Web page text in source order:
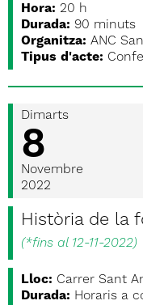
Hora: 20 h
Durada: 90 minuts
Organitza: ANC
Tipus d'acte:
Dimarts
8
Novembre
2022
Història de la
(*fins al 12-11-2022)
Lloc: Carrer Sant
Durada: Horaris a